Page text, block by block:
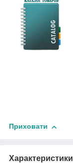
Приховати
Характеристики